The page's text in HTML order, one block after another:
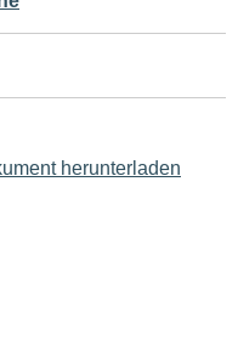
herunterladen